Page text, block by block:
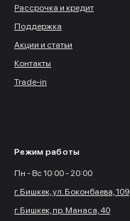
Рассрочка и кредит
Поддержка
Акции и статьи
Контакты
Trade-in
Режим работы
Пн - Вс 10:00 - 20:00
г. Бишкек, ул. Боконбаева, 109
г. Бишкек, пр. Манаса, 40